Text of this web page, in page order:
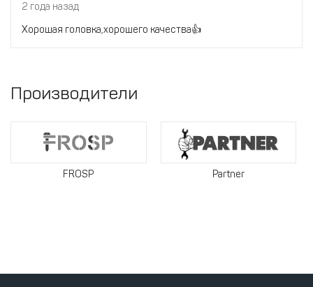
2 года назад
Хорошая головка,хорошего качества👍
Производители
FROSP Partner